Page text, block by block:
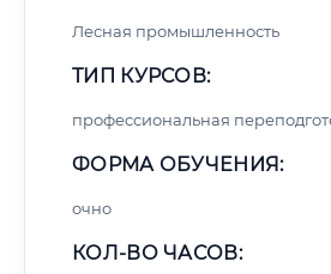
Лесная промышленность
ТИП КУРСОВ:
профессиональная
ФОРМА ОБУЧЕНИЯ:
очно
КОЛ-ВО ЧАСОВ: